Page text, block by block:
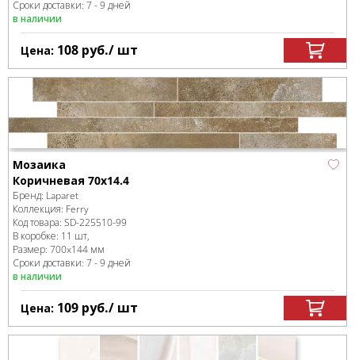
Сроки доставки: 7 - 9 дней
в наличии
Цена: 108 руб./ шт
Мозаика
Коричневая 70x14.4
Бренд: Laparet
Коллекция: Ferry
Код товара: SD-225510-99
В коробке: 11 шт,
Размер: 700x144 мм
Сроки доставки: 7 - 9 дней
в наличии
Цена: 109 руб./ шт